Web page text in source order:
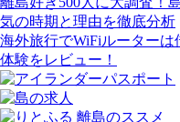
気の時期と理由を徹底分析
海外旅行でWiFiルーター
体験をレビュー！